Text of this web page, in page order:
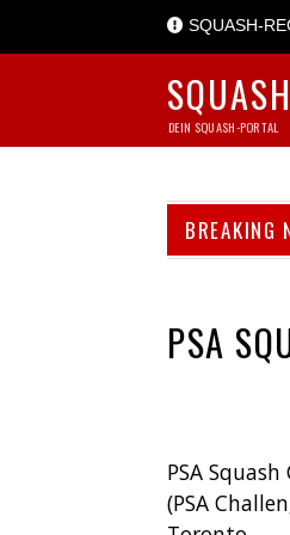
SQUASH-
DEIN SQUASH-PORTAL
BREAKING
PSA
PSA
(PSA